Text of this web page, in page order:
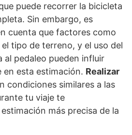
puede recorrer la bicicleta
Sin embargo, es
cuenta que factores como
tipo de terreno, y el uso del
al pedaleo pueden influir
en esta estimación. Realizar
condiciones similares a las
tu viaje te
más precisa de la